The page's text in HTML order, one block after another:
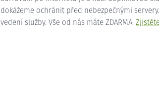
dokážeme ochránit před nebezpečnými
vedení služby. Vše od nás máte ZDARMA.